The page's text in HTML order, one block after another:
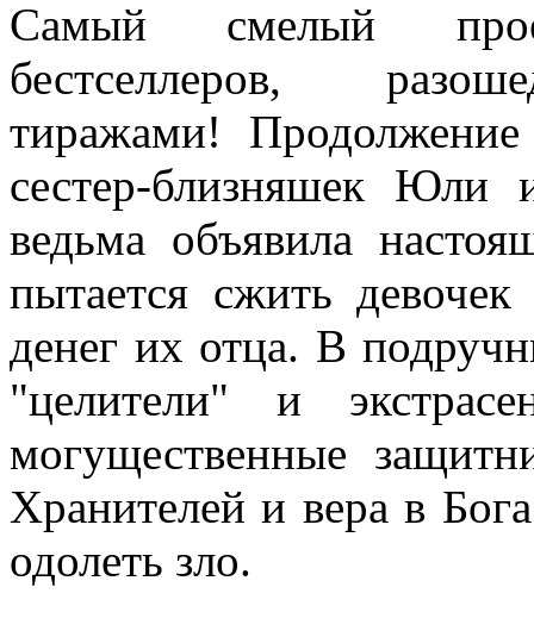
Самый смелый
бестселлеров,
тиражами!
сестер-близняшек
ведьма объявила
пытается сжить
денег их отца. В
"целители" и
могущественные
Хранителей и вера в
одолеть зло.